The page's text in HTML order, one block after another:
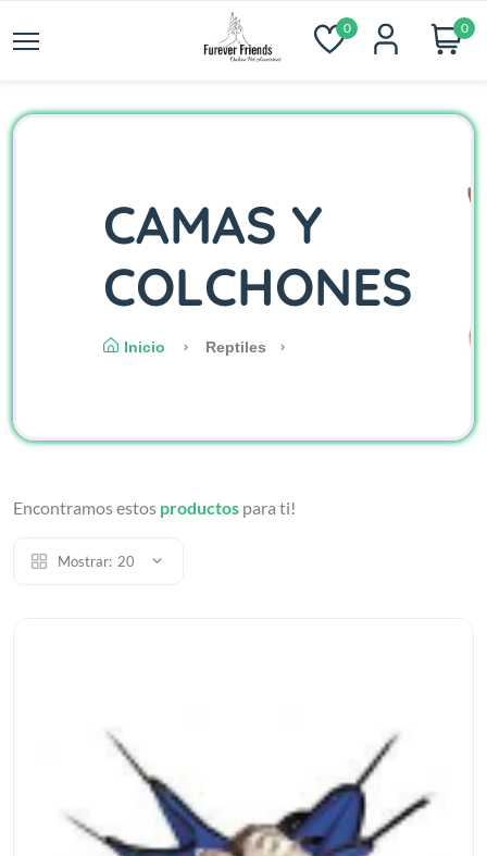
0 0
CAMAS Y
COLCHONES
Inicio Reptiles
Encontramos estos productos para ti!
Mostrar: 20